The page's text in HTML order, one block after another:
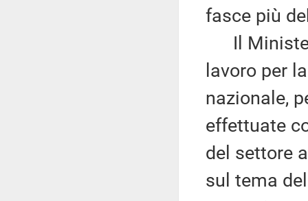
fasce più
Il
lavoro per
nazionale,
effettuate
del settore
sul tema